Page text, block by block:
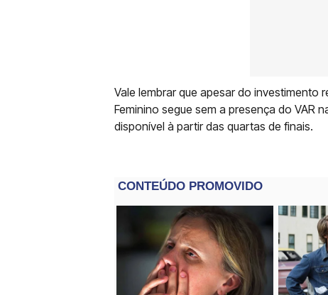
Vale lembrar que apesar do investimento
Feminino segue sem a presença do VAR
disponível à partir das quartas de finais.